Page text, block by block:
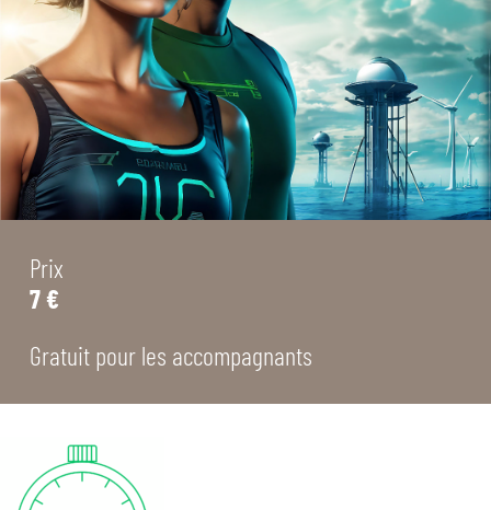
Prix
7 €
Gratuit pour les accompagnants